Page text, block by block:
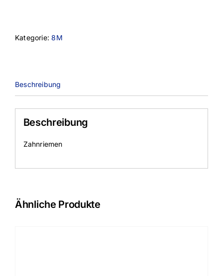
Kategorie:8M
Beschreibung
Beschreibung
Zahnriemen
Ähnliche Produkte